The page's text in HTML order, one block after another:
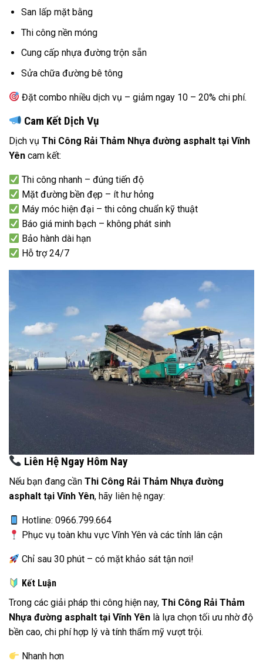
San lấp mặt bằng
Thi công nền móng
Cung cấp nhựa đường trộn sẵn
Sửa chữa đường bê tông
Đặt combo nhiều dịch vụ – giảm ngay 10 – 20% chi phí.
Cam Kết Dịch Vụ
Dịch vụ Thi Công Rải Thảm Nhựa đường asphalt tại Vĩnh
Yên cam kết:
Thi công nhanh – đúng tiến độ
Mặt đường bền đẹp – ít hư hỏng
Máy móc hiện đại – thi công chuẩn kỹ thuật
Báo giá minh bạch – không phát sinh
Bảo hành dài hạn
Hỗ trợ 24/7
Liên Hệ Ngay Hôm Nay
Nếu bạn đang cần Thi Công Rải Thảm Nhựa đường
asphalt tại Vĩnh Yên, hãy liên hệ ngay:
Hotline: 0966.799.664
Phục vụ toàn khu vực Vĩnh Yên và các tỉnh lân cận
Chỉ sau 30 phút – có mặt khảo sát tận nơi!
Kết Luận
Trong các giải pháp thi công hiện nay, Thi Công Rải Thảm
Nhựa đường asphalt tại Vĩnh Yên là lựa chọn tối ưu nhờ độ
bền cao, chi phí hợp lý và tính thẩm mỹ vượt trội.
Nhanh hơn